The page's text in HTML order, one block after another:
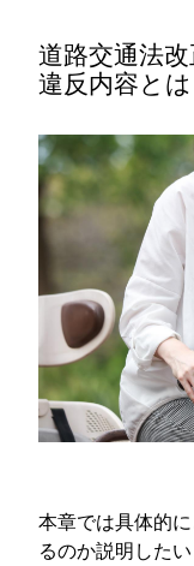
道路交通法
違反内容とは
本章では具体的
るのか説明したい